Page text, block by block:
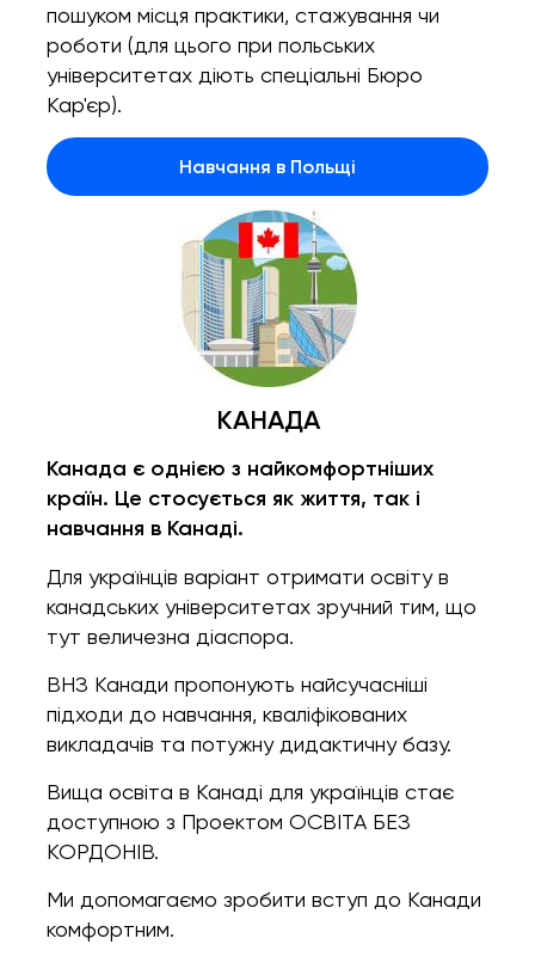
пошуком місця практики, стажування чи
роботи (для цього при польських
університетах діють спеціальні Бюро
Кар'єр).
Навчання в Польщі
КАНАДА
Канада є однією з найкомфортніших
країн. Це стосується як життя, так і
навчання в Канаді.
Для українців варіант отримати освіту в
канадських університетах зручний тим, що
тут величезна діаспора.
ВНЗ Канади пропонують найсучасніші
підходи до навчання, кваліфікованих
викладачів та потужну дидактичну базу.
Вища освіта в Канаді для українців стає
доступною з Проектом ОСВІТА БЕЗ
КОРДОНІВ.
Ми допомагаємо зробити вступ до Канади
комфортним.